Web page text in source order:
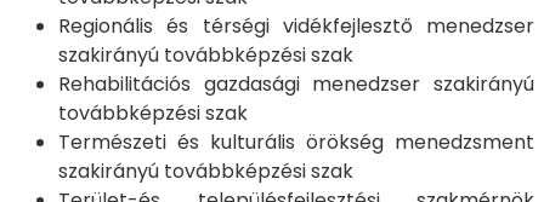
Regionális és térségi vidékfejlesztő menedzser
szakirányú továbbképzési szak
Rehabilitációs gazdasági menedzser szakirányú
továbbképzési szak
Természeti és kulturális örökség menedzsment
szakirányú továbbképzési szak